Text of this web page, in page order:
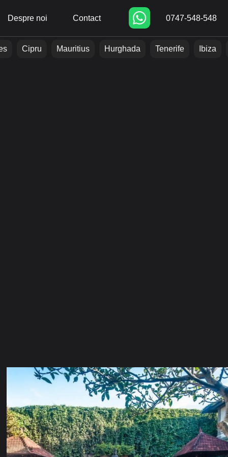
Despre noi Contact 0747-548-548
Cipru Mauritius Hurghada Tenerife Ibiza